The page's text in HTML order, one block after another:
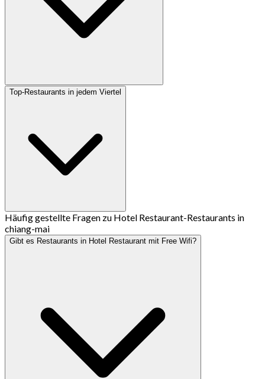
Top-Restaurants in jedem Viertel
Häufig gestellte Fragen zu Hotel Restaurant-Restaurants in
chiang-mai
Gibt es Restaurants in Hotel Restaurant mit Free Wifi?